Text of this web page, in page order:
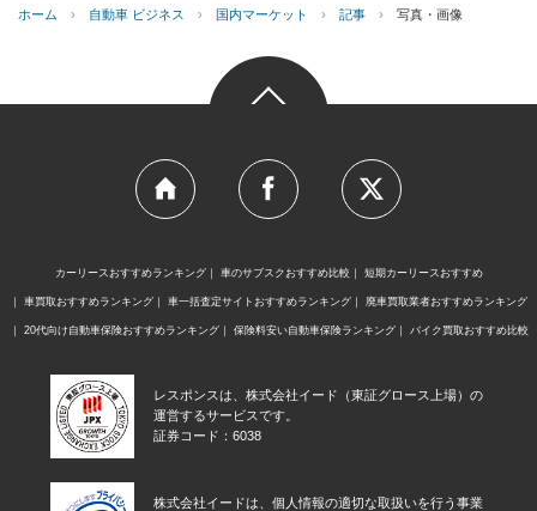
ホーム › 自動車 ビジネス › 国内マーケット › 記事 › 写真・画像
カーリースおすすめランキング 車のサブスクおすすめ比較 短期カーリースおすすめ
車買取おすすめランキング 車一括査定サイトおすすめランキング 廃車買取業者おすすめランキング
20代向け自動車保険おすすめランキング 保険料安い自動車保険ランキング バイク買取おすすめ比較
レスポンスは、株式会社イード（東証グロース上場）の
運営するサービスです。
証券コード：6038
株式会社イードは、個人情報の適切な取扱いを行う事業